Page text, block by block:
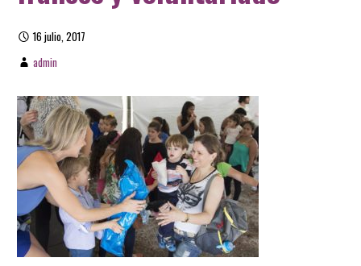
16 julio, 2017
admin